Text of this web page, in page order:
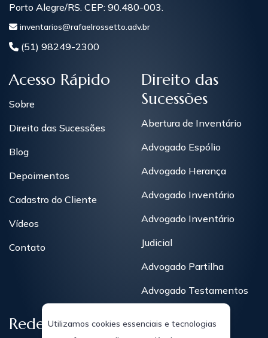
Porto Alegre/RS. CEP: 90.480-003.
inventarios@rafaelrossetto.adv.br
(51) 98249-2300
Acesso Rápido
Sobre
Direito das Sucessões
Blog
Depoimentos
Cadastro do Cliente
Vídeos
Contato
Direito das
Sucessões
Abertura de Inventário
Advogado Espólio
Advogado Herança
Advogado Inventário
Advogado Inventário
Judicial
Advogado Partilha
Advogado Testamentos
Redes Sociais
Utilizamos cookies essenciais e tecnologias